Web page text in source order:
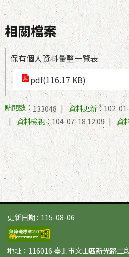
相關檔案
保有個人資料彙整一覽表
pdf(116.17 KB)
點閱數： 133048 資料更新：102-
資料檢視：104-07-18 12:09 資
更新日期 115-08-06
地址：116016 臺北市文山區新光路二